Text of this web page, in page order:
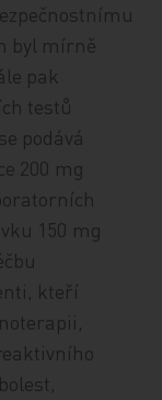
byl mírně
pak
testů
podává
200 mg
150 mg
kteří